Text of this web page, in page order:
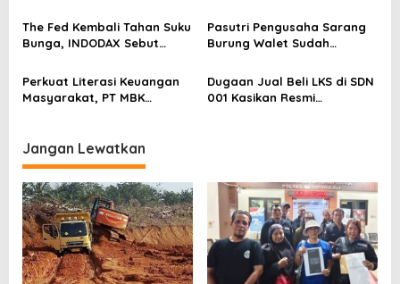
s
Blockchain
The Fed Kembali Tahan Suku
Bunga, INDODAX Sebut
Sentimen Pasar
Pasutri Pengusaha Sarang
Burung Walet Sudah
Pelapor Desak Polda Jambi
Segera Lakukan Penahanan
Perkuat Literasi Keuangan
Masyarakat, PT MBK
Dugaan Jual Beli LKS di SDN
001 Kasikan Resmi
Jangan Lewatkan